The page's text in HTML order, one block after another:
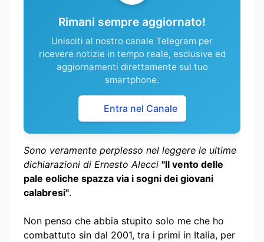
Rimani sempre aggiornato!
Unisciti al nostro canale Telegram per
ricevere notizie in tempo reale, esclusive ed
aggiornamenti direttamente sul tuo
smartphone.
Entra nel Canale
Sono veramente perplesso nel leggere le ultime
dichiarazioni di Ernesto Alecci "Il vento delle
pale eoliche spazza via i sogni dei giovani
calabresi".
Non penso che abbia stupito solo me che ho
combattuto sin dal 2001, tra i primi in Italia, per